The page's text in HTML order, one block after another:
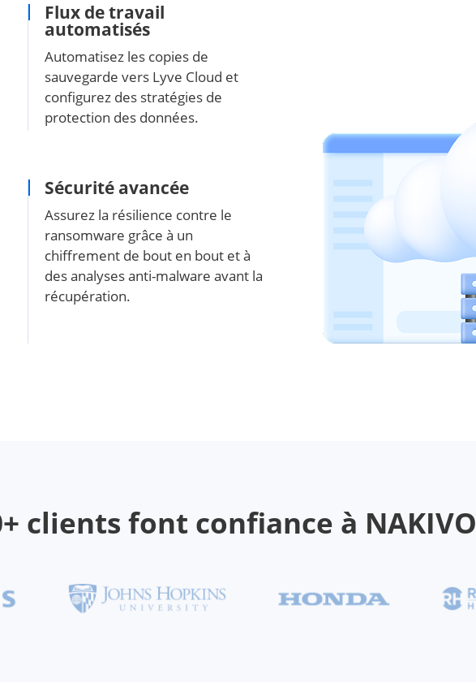
Flux de travail
automatisés
Automatisez les copies de
sauvegarde vers Lyve Cloud et
configurez des stratégies de
protection des données.
Sécurité avancée
Assurez la résilience contre le
ransomware grâce à un
chiffrement de bout en bout et à
des analyses anti-malware avant la
récupération.
clients font confiance à NAKIVO